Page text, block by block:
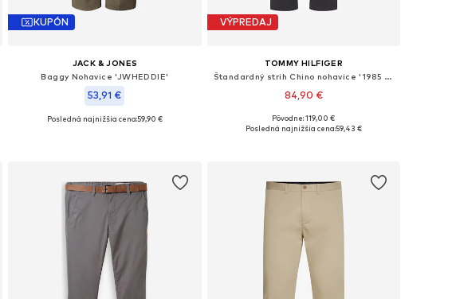
KUPÓN
JACK & JONES
Baggy Nohavice 'JWHEDDIE'
53,91 €
Dostupné v mnohých veľkostiach
Posledná najnižšia cena:59,90 €
VÝPREDAJ
TOMMY HILFIGER
Štandardný strih Chino nohavice '1985 Denton'
84,90 €
Dostupné v mnohých veľkostiach
Pôvodne: 119,00 €
Posledná najnižšia cena:59,43 €